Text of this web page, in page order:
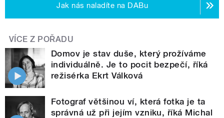
Jak nás naladíte na DABu
VÍCE Z POŘADU
Domov je stav duše, který prožíváme
individuálně. Je to pocit bezpečí, říká
režisérka Ekrt Válková
Fotograf většinou ví, která fotka je ta
správná už při jejím vzniku, říká Michal